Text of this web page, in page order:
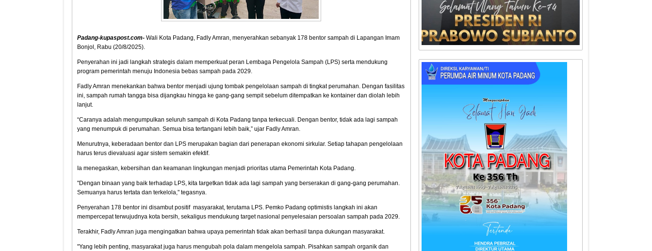
Padang-kupaspost.com- Wali Kota Padang, Fadly Amran, menyerahkan sebanyak 178 bentor sampah di Lapangan Imam
Bonjol, Rabu (20/8/2025).
Penyerahan ini jadi langkah strategis dalam memperkuat peran Lembaga Pengelola Sampah (LPS) serta mendukung
program pemerintah menuju Indonesia bebas sampah pada 2029.
Fadly Amran menekankan bahwa bentor menjadi ujung tombak pengelolaan sampah di tingkat perumahan. Dengan fasilitas
ini, sampah rumah tangga bisa dijangkau hingga ke gang-gang sempit sebelum ditempatkan ke kontainer dan diolah lebih
lanjut.
“Caranya adalah mengumpulkan seluruh sampah di Kota Padang tanpa terkecuali. Dengan bentor, tidak ada lagi sampah
yang menumpuk di perumahan. Semua bisa tertangani lebih baik,” ujar Fadly Amran.
Menurutnya, keberadaan bentor dan LPS merupakan bagian dari penerapan ekonomi sirkular. Setiap tahapan pengelolaan
harus terus dievaluasi agar sistem semakin efektif.
Ia menegaskan, kebersihan dan keamanan lingkungan menjadi prioritas utama Pemerintah Kota Padang.
"Dengan binaan yang baik terhadap LPS, kita targetkan tidak ada lagi sampah yang berserakan di gang-gang perumahan.
Semuanya harus tertata dan terkelola," tegasnya.
Penyerahan 178 bentor ini disambut positif masyarakat, terutama LPS. Pemko Padang optimistis langkah ini akan
mempercepat terwujudnya kota bersih, sekaligus mendukung target nasional penyelesaian persoalan sampah pada 2029.
Terakhir, Fadly Amran juga mengingatkan bahwa upaya pemerintah tidak akan berhasil tanpa dukungan masyarakat.
"Yang lebih penting, masyarakat juga harus mengubah pola dalam mengelola sampah. Pisahkan sampah organik dan